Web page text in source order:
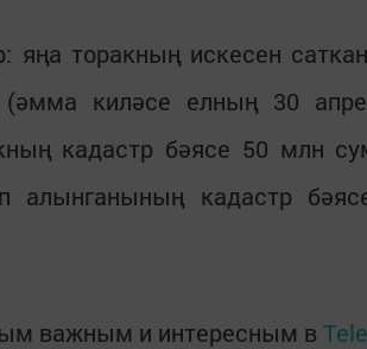
торакның искесен
киләсе елның 30
кадастр бәясе 50 млн
алынганының кадастр
важным и интересным в